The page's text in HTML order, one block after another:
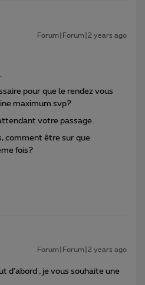
Forum|Forum|2 years ago
pour que le rendez vous
maximum svp?
votre passage.
comment être sur que
fois?
Forum|Forum|2 years ago
d’abord , je vous souhaite une